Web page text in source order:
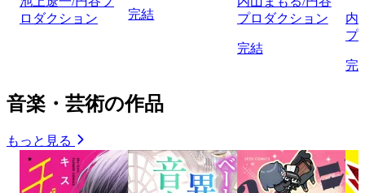
ロダクション
完結
プロダクション
完結
内
プ
完
音楽・芸術の作品
もっと見る